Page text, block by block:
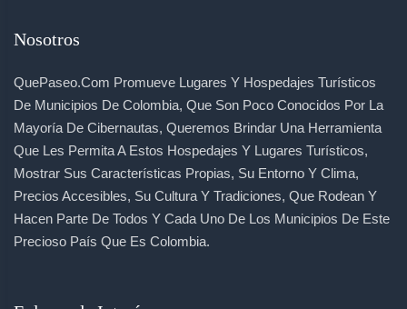
Nosotros
QuePaseo.com Promueve Lugares Y Hospedajes Turísticos
De Municipios De Colombia, Que Son Poco Conocidos Por La
Mayoría De Cibernautas, Queremos Brindar Una Herramienta
Que Les Permita A Estos Hospedajes Y Lugares Turísticos,
Mostrar Sus Características Propias, Su Entorno Y Clima,
Precios Accesibles, Su Cultura Y Tradiciones, Que Rodean Y
Hacen Parte De Todos Y Cada Uno De Los Municipios De Este
Precioso País Que Es Colombia.